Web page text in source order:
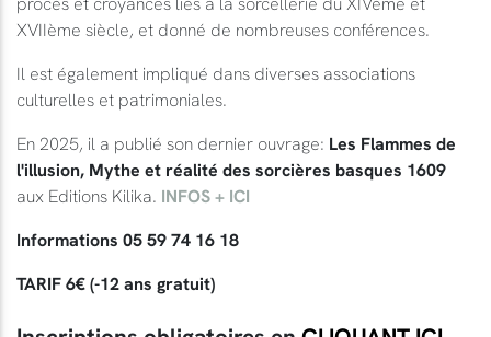
XVIIème siècle, et donné de nombreuses conférences.
Il est également impliqué dans diverses associations
culturelles et patrimoniales.
En 2025, il a publié son dernier ouvrage: Les Flammes de
l'illusion, Mythe et réalité des sorcières basques 1609
aux Editions Kilika. INFOS + ICI
Informations 05 59 74 16 18
TARIF 6€ (-12 ans gratuit)